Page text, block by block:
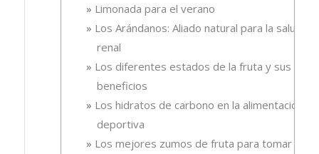
Limonada para el verano
Los Arándanos: Aliado natural para la salud
renal
Los diferentes estados de la fruta y sus
beneficios
Los hidratos de carbono en la alimentación
deportiva
Los mejores zumos de fruta para tomar en